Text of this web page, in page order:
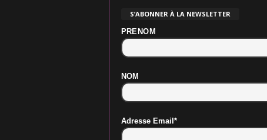
S’ABONNER À LA NEWSLETTER
PRENOM
NOM
Adresse Email*